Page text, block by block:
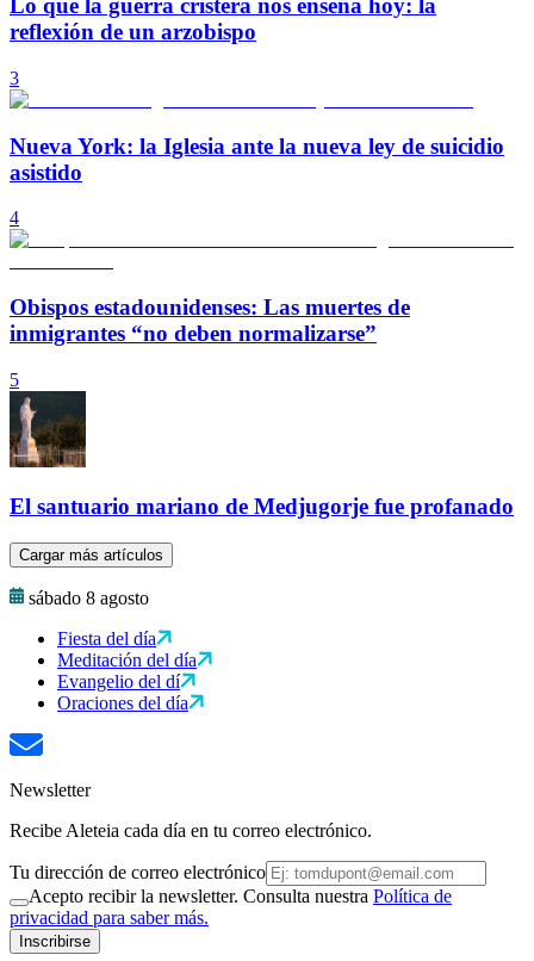
Lo que la guerra cristera nos enseña hoy: la
reflexión de un arzobispo
3
Nueva York: la Iglesia ante la nueva ley de suicidio
asistido
4
Obispos estadounidenses: Las muertes de
inmigrantes “no deben normalizarse”
5
El santuario mariano de Medjugorje fue profanado
Cargar más artículos
sábado 8 agosto
Fiesta del día
Meditación del día
Evangelio del dí
Oraciones del día
Newsletter
Recibe Aleteia cada día en tu correo electrónico.
Tu dirección de correo electrónico
Acepto recibir la newsletter. Consulta nuestra Política de
privacidad para saber más.
Inscribirse